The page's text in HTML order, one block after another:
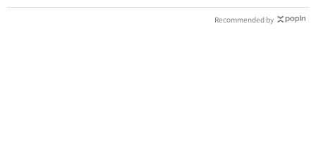
Recommended by